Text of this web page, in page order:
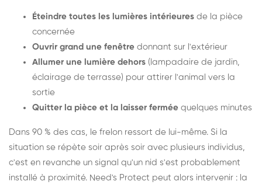
Éteindre toutes les lumières intérieures de la pièce
concernée
Ouvrir grand une fenêtre donnant sur l'extérieur
Allumer une lumière dehors (lampadaire de jardin,
éclairage de terrasse) pour attirer l'animal vers la
sortie
Quitter la pièce et la laisser fermée quelques minutes
Dans 90 % des cas, le frelon ressort de lui-même. Si la
situation se répète soir après soir avec plusieurs individus,
c'est en revanche un signal qu'un nid s'est probablement
installé à proximité. Need's Protect peut alors intervenir : la